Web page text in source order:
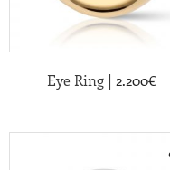
Eye Ring | 2.200€